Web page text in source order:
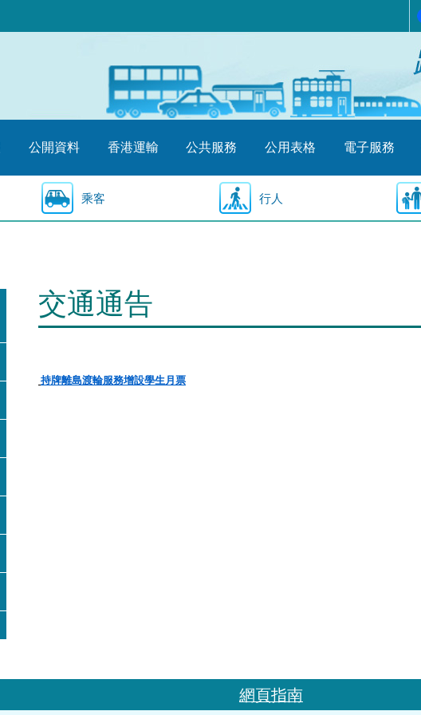
公開資料 香港運輸 公共服務 公用表格 電子服務
乘客 行人
交通通告
持牌離島渡輪服務增設學生月票
網頁指南